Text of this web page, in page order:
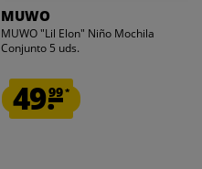
MUWO
MUWO "Lil Elon" Niño Mochila
Conjunto 5 uds.
49.99*